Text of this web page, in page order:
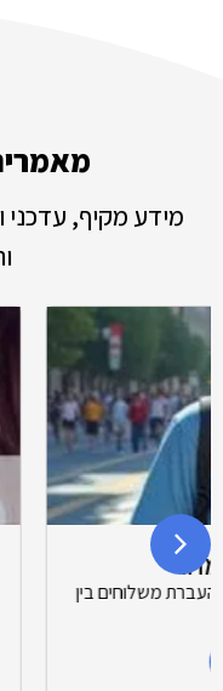
מידע מקיף,
בין